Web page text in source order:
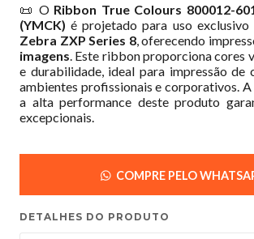
📜 O Ribbon True Colours 800012-
(YMCK) é projetado para uso exclusivo
Zebra ZXP Series 8, oferecendo
imagens . Este ribbon proporciona cores
e durabilidade, ideal para impressão de
ambientes profissionais e corporativos.
a alta performance deste produto
excepcionais.
COMPRE PELO
DETALHES DO PRODUTO